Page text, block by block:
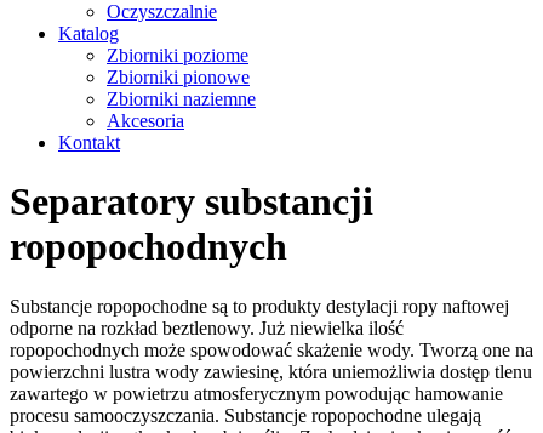
Oczyszczalnie
Katalog
Zbiorniki poziome
Zbiorniki pionowe
Zbiorniki naziemne
Akcesoria
Kontakt
Separatory substancji
ropopochodnych
Substancje ropopochodne są to produkty destylacji ropy naftowej
odporne na rozkład beztlenowy. Już niewielka ilość
ropopochodnych może spowodować skażenie wody. Tworzą one na
powierzchni lustra wody zawiesinę, która uniemożliwia dostęp tlenu
zawartego w powietrzu atmosferycznym powodując hamowanie
procesu samooczyszczania. Substancje ropopochodne ulegają